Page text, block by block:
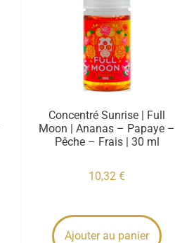
Concentré Sunrise | Full
Moon | Ananas – Papaye –
Pêche – Frais | 30 ml
10,32€
Ajouter au panier